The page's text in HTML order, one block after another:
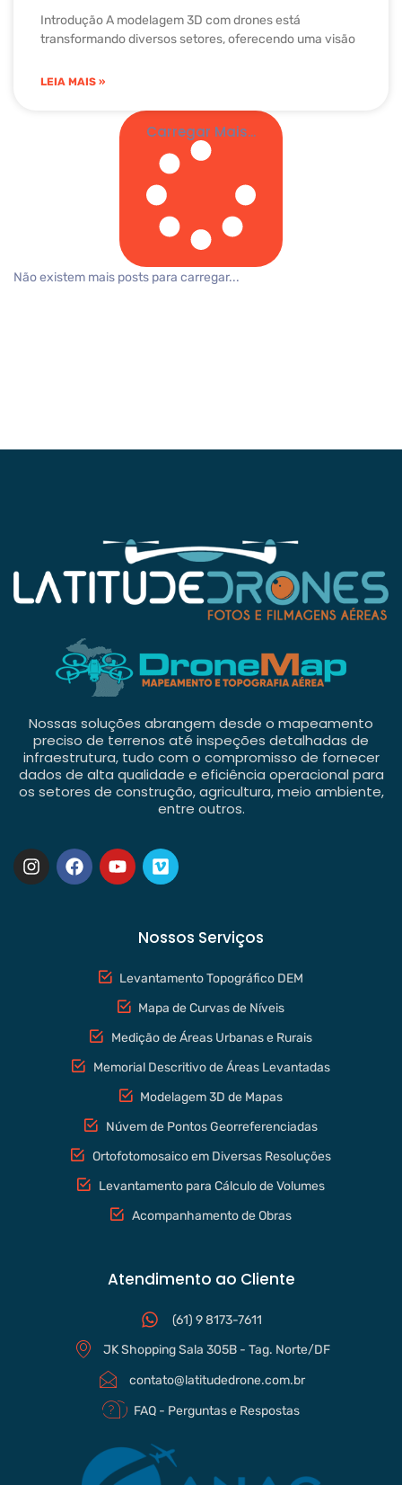
Introdução A modelagem 3D com drones está
transformando diversos setores, oferecendo uma visão
LEIA MAIS »
Carregar Mais...
Não existem mais posts para carregar...
Nossas soluções abrangem desde o mapeamento
preciso de terrenos até inspeções detalhadas de
infraestrutura, tudo com o compromisso de fornecer
dados de alta qualidade e eficiência operacional para
os setores de construção, agricultura, meio ambiente,
entre outros.
Nossos Serviços
Levantamento Topográfico DEM
Mapa de Curvas de Níveis
Medição de Áreas Urbanas e Rurais
Memorial Descritivo de Áreas Levantadas
Modelagem 3D de Mapas
Núvem de Pontos Georreferenciadas
Ortofotomosaico em Diversas Resoluções
Levantamento para Cálculo de Volumes
Acompanhamento de Obras
Atendimento ao Cliente
(61) 9 8173-7611
JK Shopping Sala 305B - Tag. Norte/DF
contato@latitudedrone.com.br
FAQ - Perguntas e Respostas